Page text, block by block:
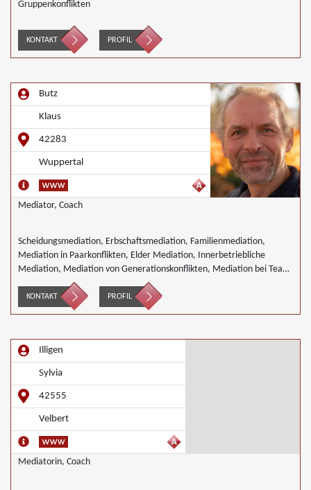
Gruppenkonflikten
KONTAKT PROFIL
Butz
Klaus
42283
Wuppertal
Mediator, Coach
Scheidungsmediation, Erbschaftsmediation, Familienmediation,
Mediation in Paarkonflikten, Elder Mediation, Innerbetriebliche
Mediation, Mediation von Generationskonflikten, Mediation bei Team-
und Gruppenkonflikten, Nachbarschaftsmediation, Schulmediation
KONTAKT PROFIL
Illigen
Sylvia
42555
Velbert
Mediatorin, Coach